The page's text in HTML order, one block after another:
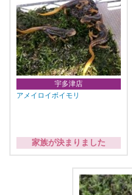
宇多津店
アメイロイボイモリ
家族が決まりました